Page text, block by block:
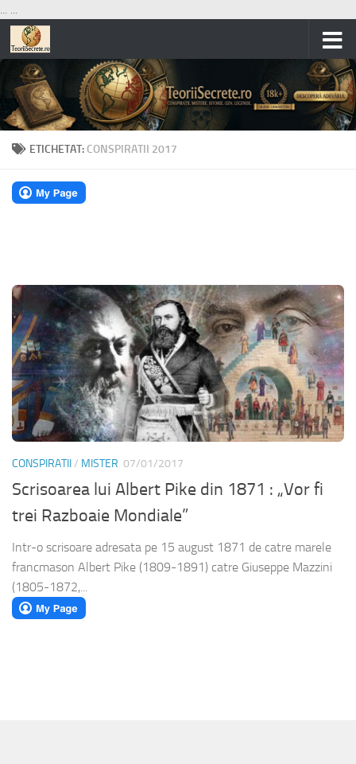
... ...
Skip to content
ETICHETAT: CONSPIRATII 2017
CONSPIRATII/ MISTER 07/01/2017
Scrisoarea lui Albert Pike din 1871 : „Vor fi
trei Razboaie Mondiale”
Intr-o scrisoare adresata pe 15 august 1871 de catre marele
francmason Albert Pike (1809-1891) catre Giuseppe Mazzini
(1805-1872,...